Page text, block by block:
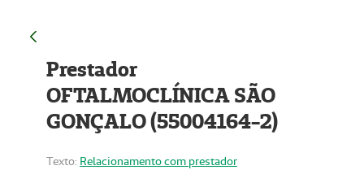
Prestador
OFTALMOCLÍNICA SÃO
GONÇALO (55004164-2)
Texto: Relacionamento com prestador